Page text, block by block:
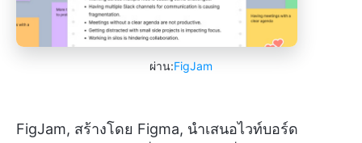
ผ่าน:FigJam
FigJam, สร้างโดย Figma, นำเสนอไวท์บอร์ด